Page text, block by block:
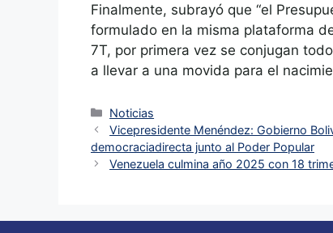
Finalmente, subrayó que “el
formulado en la misma plataforma
7T, por primera vez se conjugan
a llevar a una movida para el
Noticias
Vicepresidente Menéndez: Gobierno
democraciadirecta junto al Poder Popular
Venezuela culmina año 2025 con 18